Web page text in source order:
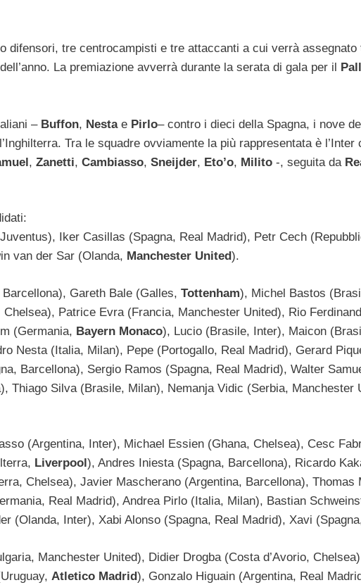
difensori, tre centrocampisti e tre attaccanti a cui verrà assegnato
La premiazione avverrà durante la serata di gala per il
– Buffon, Nestae Pirlo– contro i dieci della Spagna, i nove
Tra le squadre ovviamente la più rappresentata è
, Zanetti, Cambiasso, Sneijder, Eto’o, Milito -, seguita da
Iker Casillas (Spagna, Real Madrid), Petr Cech
van der Sar (Olanda, Manchester United).
Gareth Bale (Galles, Tottenham), Michel Bastos
Patrice Evra (Francia, Manchester United), Rio
(Germania, Bayern Monaco), Lucio (Brasile, Inter), Maicon
Nesta (Italia, Milan), Pepe (Portogallo, Real Madrid), Gerard
Barcellona), Sergio Ramos (Spagna, Real Madrid), Walter
Thiago Silva (Brasile, Milan), Nemanja Vidic (Serbia, Manchester
(Argentina, Inter), Michael Essien (Ghana, Chelsea), Cesc
Liverpool ), Andres Iniesta (Spagna, Barcellona), Ricardo
Chelsea), Javier Mascherano (Argentina, Barcellona), Thomas
Real Madrid), Andrea Pirlo (Italia, Milan), Bastian
(Olanda, Inter), Xabi Alonso (Spagna, Real Madrid), Xavi
Manchester United), Didier Drogba (Costa d’Avorio,
Atletico Madrid), Gonzalo Higuain (Argentina, Real